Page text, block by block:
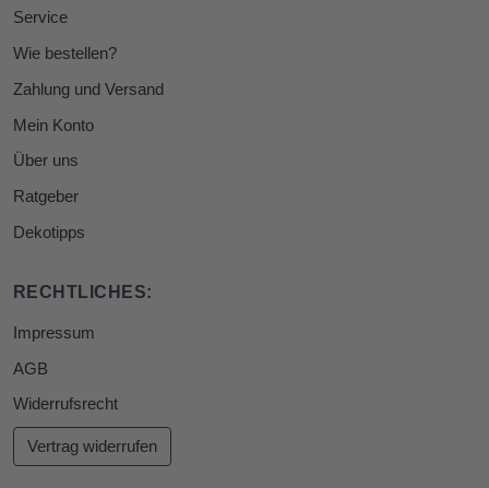
Service
Wie bestellen?
Zahlung und Versand
Mein Konto
Über uns
Ratgeber
Dekotipps
RECHTLICHES:
Impressum
AGB
Widerrufsrecht
Vertrag widerrufen